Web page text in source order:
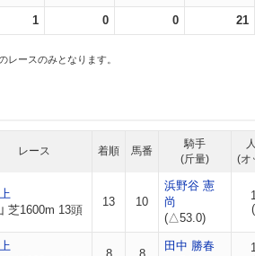
1 0 0 21
ースのみとなります。
レース 着順 馬番
騎手
(斤量)
(オ
芝1600m 13頭
13 10
浜野谷 憲
尚
(△53.0)
田中 勝春